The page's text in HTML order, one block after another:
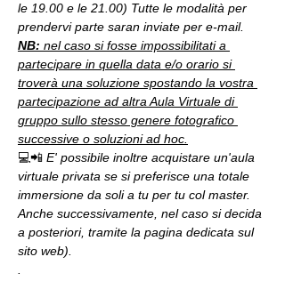
le 19.00 e le 21.00) Tutte le modalità per
prendervi parte saran inviate per e-mail.
NB: nel caso si fosse impossibilitati a
partecipare in quella data e/o orario si
troverà una soluzione spostando la vostra
partecipazione ad altra Aula Virtuale di
gruppo sullo stesso genere fotografico
successive o soluzioni ad hoc.
💻📲 E' possibile inoltre acquistare un'aula
virtuale privata se si preferisce una totale
immersione da soli a tu per tu col master.
Anche successivamente, nel caso si decida
a posteriori, tramite la pagina dedicata sul
sito web).